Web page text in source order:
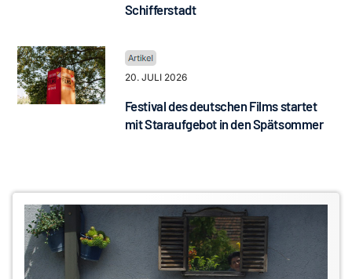
Schifferstadt
20. JULI 2026
Festival des deutschen Films startet
mit Staraufgebot in den Spätsommer